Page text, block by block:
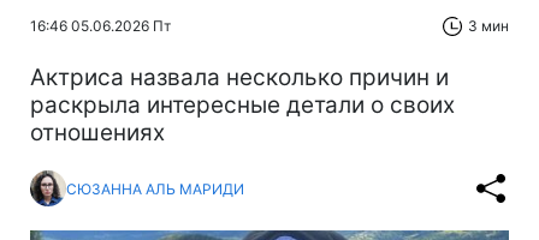
16:46 05.06.2026 Пт 3 мин
Актриса назвала несколько причин и
раскрыла интересные детали о своих
отношениях
СЮЗАННА АЛЬ МАРИДИ